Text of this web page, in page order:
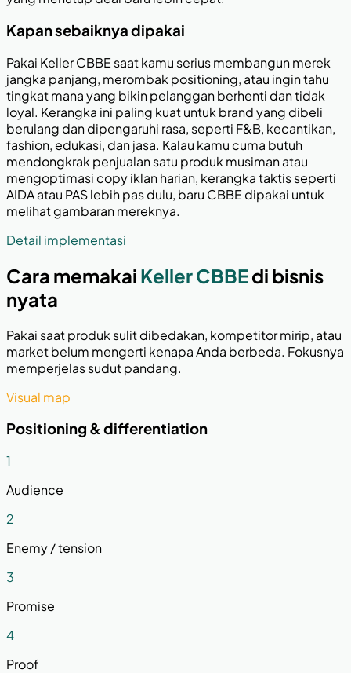
Kapan sebaiknya dipakai
Pakai Keller CBBE saat kamu serius membangun merek
jangka panjang, merombak positioning, atau ingin tahu
tingkat mana yang bikin pelanggan berhenti dan tidak
loyal. Kerangka ini paling kuat untuk brand yang dibeli
berulang dan dipengaruhi rasa, seperti F&B, kecantikan,
fashion, edukasi, dan jasa. Kalau kamu cuma butuh
mendongkrak penjualan satu produk musiman atau
mengoptimasi copy iklan harian, kerangka taktis seperti
AIDA atau PAS lebih pas dulu, baru CBBE dipakai untuk
melihat gambaran mereknya.
Detail implementasi
Cara memakai Keller CBBEdi bisnis
nyata
Pakai saat produk sulit dibedakan, kompetitor mirip, atau
market belum mengerti kenapa Anda berbeda. Fokusnya
memperjelas sudut pandang.
Visual map
Positioning & differentiation
1
Audience
2
Enemy / tension
3
Promise
4
Proof